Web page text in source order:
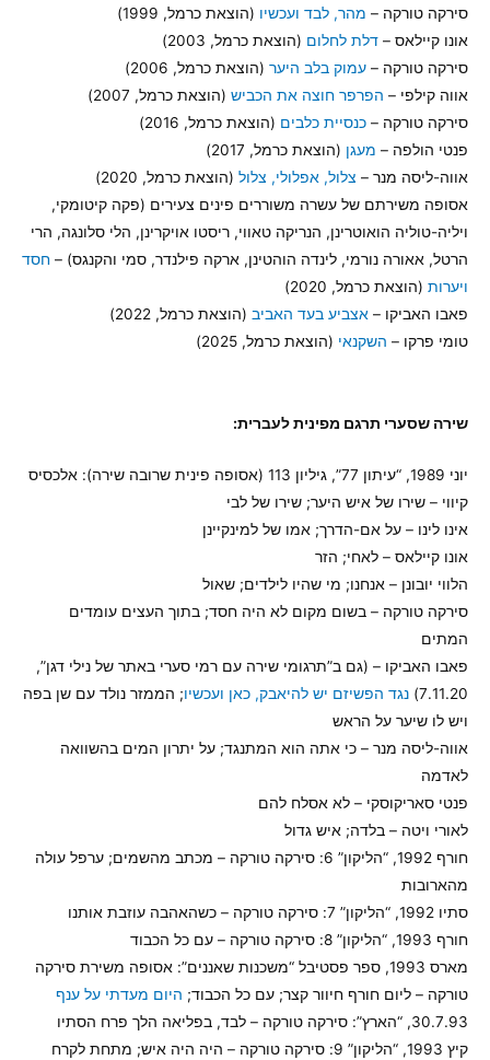
סירקה טורקה – מהר, לבד ועכשיו (הוצאת כרמל, 1999)
אונו קיילאס – דלת לחלום (הוצאת כרמל, 2003)
סירקה טורקה – עמוק בלב היער (הוצאת כרמל, 2006)
אווה קילפי – הפרפר חוצה את הכביש (הוצאת כרמל, 2007)
סירקה טורקה – כנסיית כלבים (הוצאת כרמל, 2016)
פנטי הולפה – מעגן (הוצאת כרמל, 2017)
אווה-ליסה מנר – צלול, אפלולי, צלול (הוצאת כרמל, 2020)
אסופה משירתם של עשרה משוררים פינים צעירים (פקה קיטומקי,
ויליה-טוליה הואוטרינן, הנריקה טאווי, ריסטו אויקרינן, הלי סלונגה, הרי
הרטל, אאורה נורמי, לינדה הוהטינן, ארקה פילנדר, סמי והקנגס) – חסד
ויערות (הוצאת כרמל, 2020)
פאבו האביקו – אצביע בעד האביב (הוצאת כרמל, 2022)
טומי פרקו – השקנאי (הוצאת כרמל, 2025)
שירה שסערי תרגם מפינית לעברית:
יוני 1989, “עיתון 77”, גיליון 113 (אסופה פינית שרובה שירה): אלכסיס
קיווי – שירו של איש היער; שירו של לבי
אינו לינו – על אם-הדרך; אמו של למינקיינן
אונו קיילאס – לאחי; הזר
הלווי יובונן – אנחנו; מי שהיו לילדים; שאול
סירקה טורקה – בשום מקום לא היה חסד; בתוך העצים עומדים
המתים
פאבו האביקו – (גם ב”תרגומי שירה עם רמי סערי באתר של נילי דגן”,
7.11.20) נגד הפשיזם יש להיאבק, כאן ועכשיו; הממזר נולד עם שן בפה
ויש לו שיער על הראש
אווה-ליסה מנר – כי אתה הוא המתנגד; על יתרון המים בהשוואה
לאדמה
פנטי סאריקוסקי – לא אסלח להם
לאורי ויטה – בלדה; איש גדול
חורף 1992, “הליקון” 6: סירקה טורקה – מכתב מהשמים; ערפל עולה
מהארובות
סתיו 1992, “הליקון” 7: סירקה טורקה – כשהאהבה עוזבת אותנו
חורף 1993, “הליקון” 8: סירקה טורקה – עם כל הכבוד
מארס 1993, ספר פסטיבל “משכנות שאננים”: אסופה משירת סירקה
טורקה – ליום חורף חיוור קצר; עם כל הכבוד; היום מעדתי על ענף
30.7.93, “הארץ”: סירקה טורקה – לבד, בפליאה הלך פרח הסתיו
קיץ 1993, “הליקון” 9: סירקה טורקה – היה היה איש; מתחת לקרח